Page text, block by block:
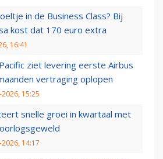
in de Business Class? Bij
kost dat 170 euro extra
16:41
ziet levering eerste Airbus
vertraging oplopen
15:25
snelle groei in kwartaal met
14:17